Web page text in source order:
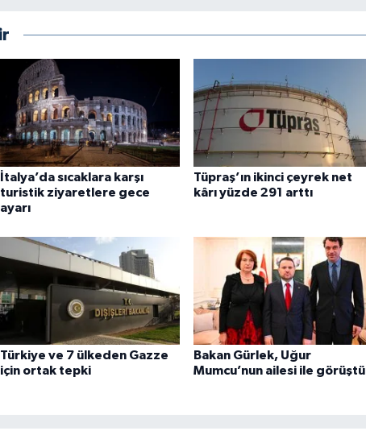
İtalya’da sıcaklara karşı
turistik ziyaretlere gece
ayarı
Tüpraş’ın ikinci çeyrek net
kârı yüzde 291 arttı
Türkiye ve 7 ülkeden Gazze
için ortak tepki
Bakan Gürlek, Uğur
Mumcu’nun ailesi ile görüştü